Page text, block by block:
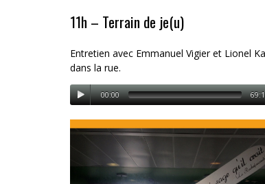
11h – Terrain de je(u)
Entretien avec Emmanuel Vigier et Lionel
dans la rue.
00:00